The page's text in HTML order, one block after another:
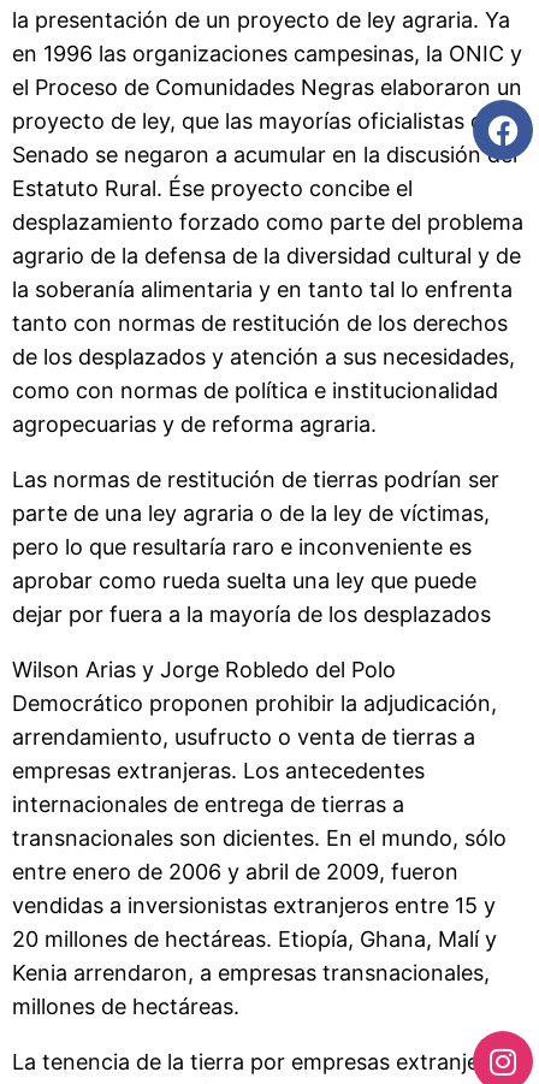
la presentación de un proyecto de ley agraria. Ya
en 1996 las organizaciones campesinas, la ONIC y
el Proceso de Comunidades Negras elaboraron un
proyecto de ley, que las mayorías oficialistas del
Senado se negaron a acumular en la discusión del
Estatuto Rural. Ése proyecto concibe el
desplazamiento forzado como parte del problema
agrario de la defensa de la diversidad cultural y de
la soberanía alimentaria y en tanto tal lo enfrenta
tanto con normas de restitución de los derechos
de los desplazados y atención a sus necesidades,
como con normas de política e institucionalidad
agropecuarias y de reforma agraria.
Las normas de restitución de tierras podrían ser
parte de una ley agraria o de la ley de víctimas,
pero lo que resultaría raro e inconveniente es
aprobar como rueda suelta una ley que puede
dejar por fuera a la mayoría de los desplazados
Wilson Arias y Jorge Robledo del Polo
Democrático proponen prohibir la adjudicación,
arrendamiento, usufructo o venta de tierras a
empresas extranjeras. Los antecedentes
internacionales de entrega de tierras a
transnacionales son dicientes. En el mundo, sólo
entre enero de 2006 y abril de 2009, fueron
vendidas a inversionistas extranjeros entre 15 y
20 millones de hectáreas. Etiopía, Ghana, Malí y
Kenia arrendaron, a empresas transnacionales,
millones de hectáreas.
La tenencia de la tierra por empresas extranjeras